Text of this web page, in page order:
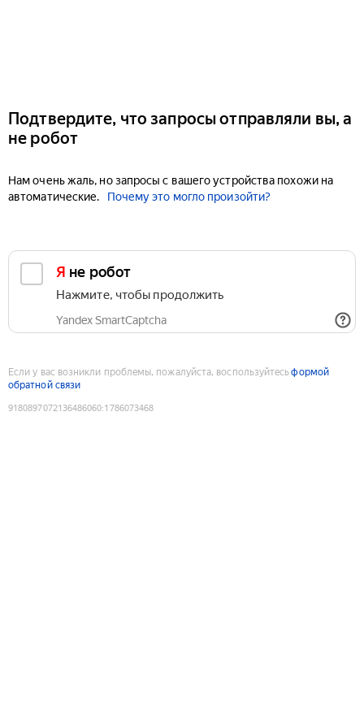
Подтвердите, что запросы отправляли вы, а
не робот
Нам очень жаль, но запросы с вашего устройства похожи на
автоматические.
Почему это могло произойти?
Я не робот
Нажмите, чтобы продолжить
Yandex SmartCaptcha
Если у вас возникли проблемы, пожалуйста, воспользуйтесьформой
обратной связи
9180897072136486060:1786073468